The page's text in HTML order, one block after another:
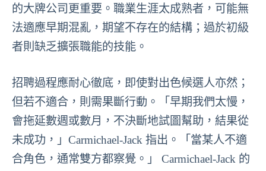
的大牌公司更重要。職業生涯太成熟者，可能無
法適應早期混亂，期望不存在的結構；過於初級
者則缺乏擴張職能的技能。
招聘過程應耐心徹底，即使對出色候選人亦然；
但若不適合，則需果斷行動。「早期我們太慢，
會拖延數週或數月，不決斷地試圖幫助，結果從
未成功，」Carmichael-Jack 指出。「當某人不適
合角色，通常雙方都察覺。」 Carmichael-Jack 的